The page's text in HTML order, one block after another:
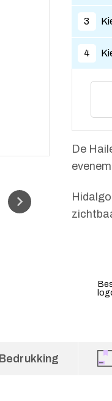
3
4
De
Bedrukking